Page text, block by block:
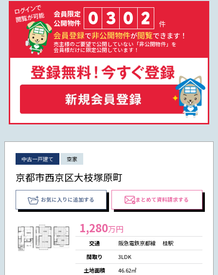
会員限定
公開物件
0 3 0 2 件
会員登録で非公開物件が閲覧できます！
売主様のご要望で公開していない「非公開物件」を
会員様だけに限定公開しています！
中古一戸建て 空家
京都市西京区大枝塚原町
お気に入りに追加する まとめて資料請求する
1,280万円
交通
阪急電鉄京都線 桂駅
間取り
3LDK
土地面積
46.62㎡